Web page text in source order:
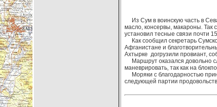
Из Сум в воинскую часть в
масло, консервы, макароны. Так
установил тесные связи почти
Как сообщил секретарь
Афганистане и
Ахтырке догрузили провиант,
Маршрут оказался довольно
маневрировать, так как на
Моряки с благодарностью
следующей партии